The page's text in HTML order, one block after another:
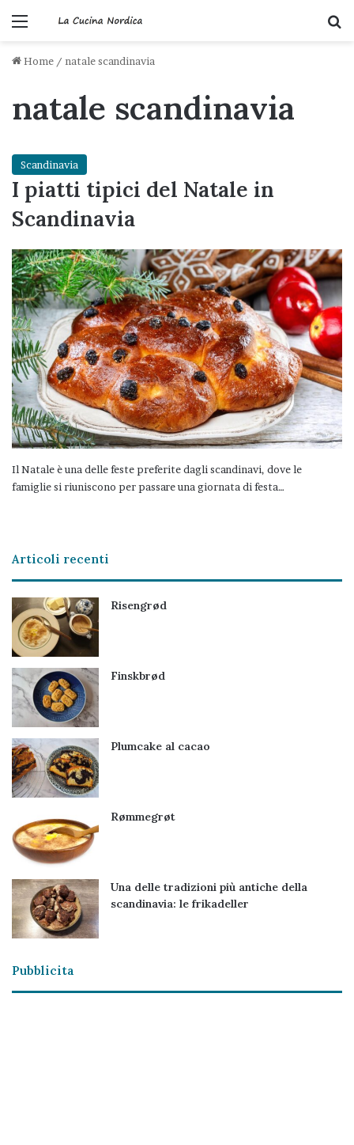
Menu
Home / natale scandinavia
natale scandinavia
Scandinavia
I piatti tipici del Natale in
Scandinavia
Il Natale è una delle feste preferite dagli scandinavi, dove le
famiglie si riuniscono per passare una giornata di festa…
Articoli recenti
Risengrød
Finskbrød
Plumcake al cacao
Rømmegrøt
Una delle tradizioni più antiche della
scandinavia: le frikadeller
Pubblicita